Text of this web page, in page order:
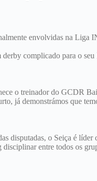
envolvidas na Liga
complicado para o
o treinador do GCDR
já demonstrámos que
disputadas, o Seiça é
entre todos os